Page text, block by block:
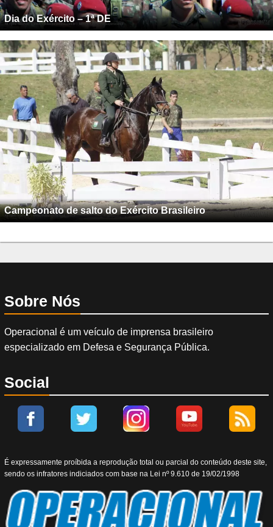
Dia do Exército – 1ª DE
Campeonato de salto do Exército Brasileiro
Sobre Nós
Operacional é um veículo de imprensa brasileiro
especializado em Defesa e Segurança Pública.
Social
É expressamente proíbida a reprodução total ou parcial do conteúdo deste site,
sendo os infratores indiciados com base na Lei nº 9.610 de 19/02/1998